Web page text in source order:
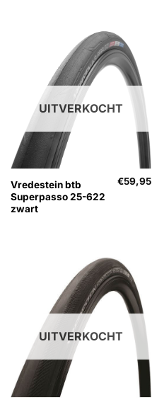
UITVERKOCHT
Vredestein btb
Superpasso 25-622
zwart
€59,95
UITVERKOCHT